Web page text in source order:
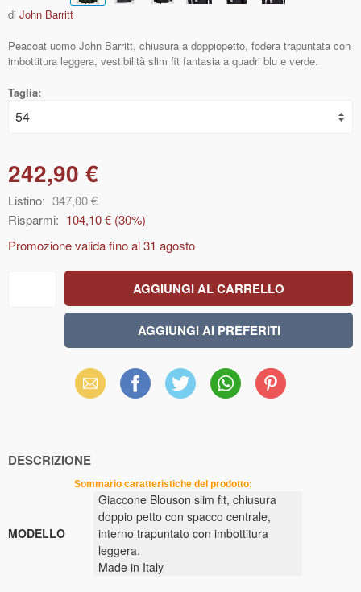
di John Barritt
Peacoat uomo John Barritt, chiusura a doppiopetto, fodera trapuntata con
imbottitura leggera, vestibilità slim fit fantasia a quadri blu e verde.
Taglia:
242,90 €
Listino: 347,00 €
Risparmi: 104,10 € (30%)
Promozione valida fino al31 agosto
Email Facebook X WhatsAppPinterest
DESCRIZIONE
Sommario caratteristiche del prodotto:
MODELLO
Giaccone Blouson slim fit, chiusura
doppio petto con spacco centrale,
interno trapuntato con imbottitura
leggera.
Made in Italy